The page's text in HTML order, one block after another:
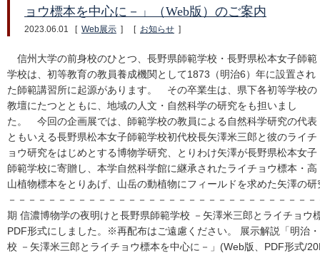
ョウ標本を中心に－」（Web版）のご案内
2023.06.01 [ Web展示 ] [ お知らせ ]
信州大学の前身校のひとつ、長野県師範学校・長野県松本女子師範
学校は、初等教育の教員養成機関として1873（明治6）年に設置され
た師範講習所に起源があります。 その卒業生は、県下各初等学校の
教壇にたつとともに、地域の人文・自然科学の研究をも担いまし
た。 今回の企画展では、師範学校の教員による自然科学研究の代表
ともいえる長野県松本女子師範学校初代校長矢澤米三郎と彼のライチ
ョウ研究をはじめとする博物学研究、とりわけ矢澤が長野県松本女子
師範学校に寄贈し、本学自然科学館に継承されたライチョウ標本・高
山植物標本をとりあげ、山岳の動植物にフィールドを求めた矢澤の
－－－－－－－－－－－－－－－－－－－－－－－－－－－－－－
期 信濃博物学の夜明けと長野県師範学校 －矢澤米三郎とライチョウ
PDF形式にしました。※再配布はご遠慮ください。 展示解説「明治
校 －矢澤米三郎とライチョウ標本を中心に－」(Web版、PDF形式/